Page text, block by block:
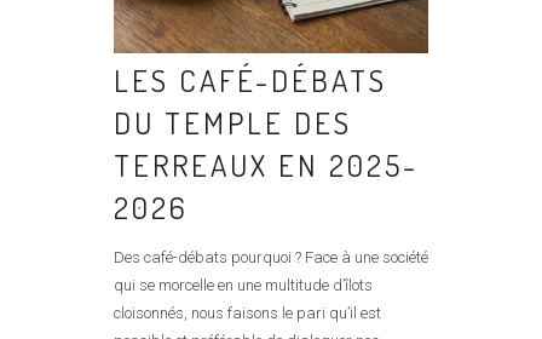
LES CAFÉ-DÉBATS
DU TEMPLE DES
TERREAUX EN 2025-
2026
Des café-débats pourquoi ? Face à une société
qui se morcelle en une multitude d’îlots
cloisonnés, nous faisons le pari qu’il est